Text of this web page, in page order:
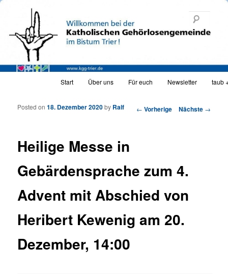
KGG_web
Zum Inhalt wechseln
Zum sekundären Inhalt wechseln
Start Über uns Für euch Newsletter taub
Artikelnavigation
← Vorherige Nächste →
Heilige Messe in
Gebärdensprache zum 4.
Advent mit Abschied von
Heribert Kewenig am 20.
Dezember, 14:00
Posted on18. Dezember 2020by Ralf